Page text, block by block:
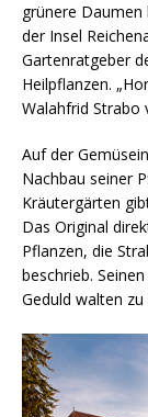
grünere
der Insel
Gartenratgeber
Heilpflanzen.
Walahfrid Strabo
Auf der
Nachbau seiner
Kräutergärten
Das Original
Pflanzen, die
beschrieb.
Geduld walten zu